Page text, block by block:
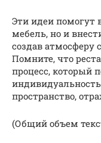
Эти идеи помогут
мебель, но и
создав атмосферу
Помните, что
процесс, который
пространство,
(Общий объем